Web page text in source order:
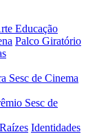
Educação
Palco Giratório
Sesc de Cinema
Sesc de
Identidades